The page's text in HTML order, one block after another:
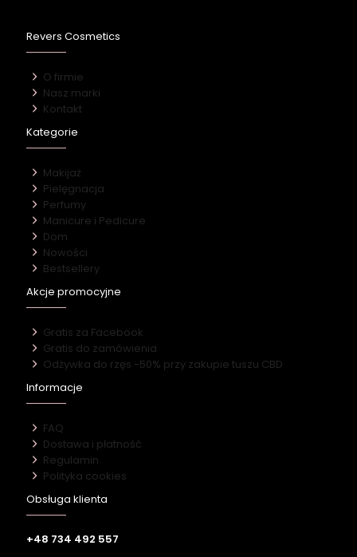
Revers Cosmetics
O firmie
Nasz marki
Kontakt
Kategorie
Makijaż
Pielęgnacja
Perfumy
Manicure i Pedicure
Dom
Nowości
Bestsellery
Akcje promocyjne
Gratis za Facebook
Gratis do zamówienia
Odżywka do rzęs -50% przy zakupie tuszu CBD
Informacje
FAQ
Dostawa i płatność
Regulamin
Polityka cookies
Obsługa klienta
+48 734 492 557